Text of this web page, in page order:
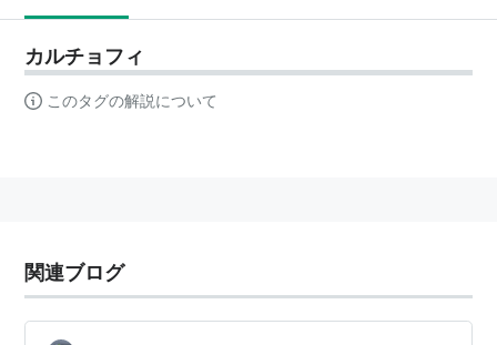
カルチョフィ
このタグの解説について
関連ブログ